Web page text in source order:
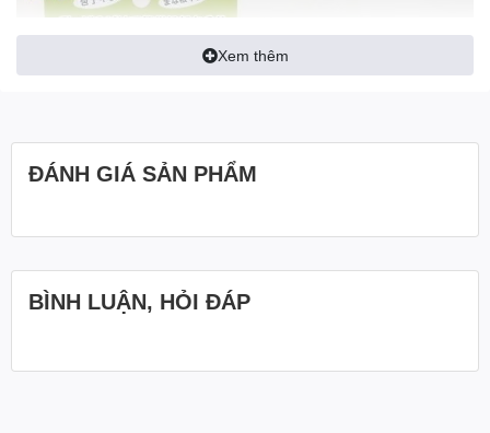
Xem thêm
ĐÁNH GIÁ SẢN PHẨM
BÌNH LUẬN, HỎI ĐÁP